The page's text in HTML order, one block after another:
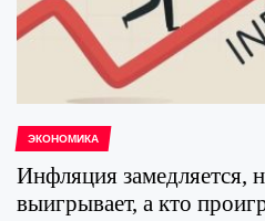
ЭКОНОМИКА
Инфляция замедляется,
выигрывает, а кто